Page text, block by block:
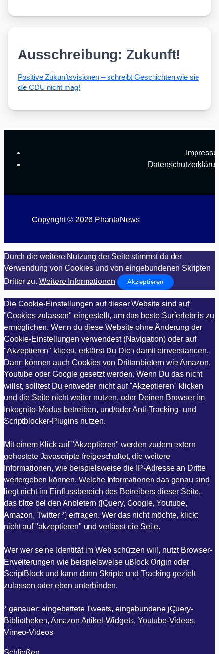
Ausschreibung: Zukunft!
Posi­ti­ve Zukunfts­vi­sio­nen – schreibt Geschich­ten wie sie
die CDU nicht mag!
Copyright © 2026 PhantaNews
Durch die weitere Nutzung der Seite stimmst du der
Verwendung von Cookies und von eingebundenen Skripten
Dritter zu. Weitere Informationen Akzeptieren
Die Cookie-Einstellungen auf dieser Website sind auf
"Cookies zulassen" eingestellt, um das beste Surferlebnis zu
ermöglichen. Wenn du diese Website ohne Änderung der
Cookie-Einstellungen verwendest (Navigation) oder auf
"Akzeptieren" klickst, erklärst Du Dich damit einverstanden.
Dann können auch Cookies von Drittanbietern wie Amazon,
Youtube oder Google gesetzt werden. Wenn Du das nicht
willst, solltest Du entweder nicht auf "Akzeptieren" klicken
und die Seite nicht weiter nutzen, oder Deinen Browser im
Inkognito-Modus betreiben, und/oder Anti-Tracking- und
Scriptblocker-Plugins nutzen.
Mit einem Klick auf "Akzeptieren" werden zudem extern
gehostete Javascripte freigeschaltet, die weitere
Informationen, wie beispielsweise die IP-Adresse an Dritte
weitergeben können. Welche Informationen das genau sind
liegt nicht im Einflussbereich des Betreibers dieser Seite,
das bitte bei den Anbietern (jQuery, Google, Youtube,
Amazon, Twitter *) erfragen. Wer das nicht möchte, klickt
nicht auf "akzeptieren" und verlässt die Seite.
Wer wer seine Identität im Web schützen will, nutzt Browser-
Erweiterungen wie beispielsweise uBlock Origin oder
ScriptBlock und kann dann Skripte und Tracking gezielt
zulassen oder eben unterbinden.
* genauer: eingebettete Tweets, eingebundene jQuery-
Bibliotheken, Amazon Artikel-Widgets, Youtube-Videos,
Vimeo-Videos